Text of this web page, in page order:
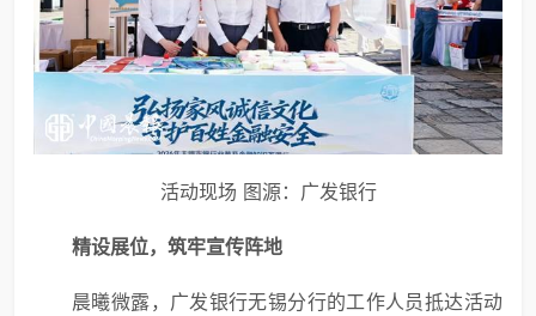
活动现场 图源：广发银行
精设展位，筑牢宣传阵地
晨曦微露，广发银行无锡分行的工作人员抵达活动